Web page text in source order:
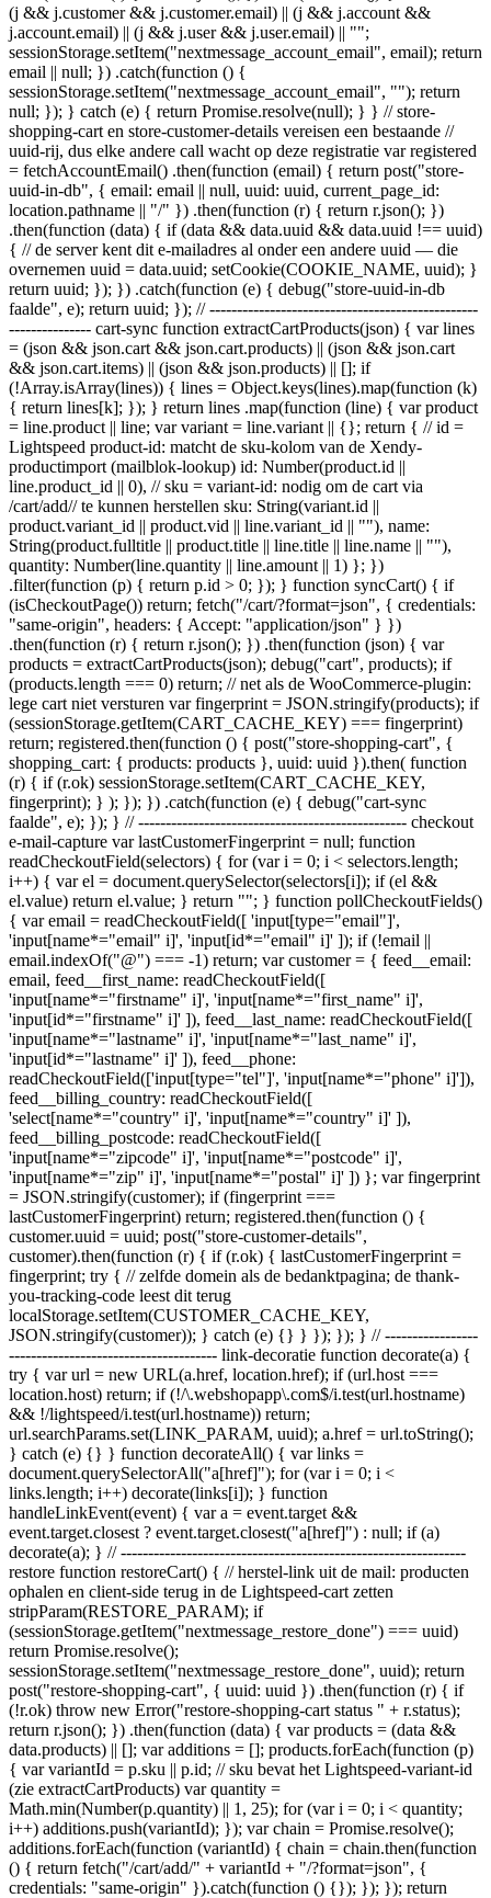
(j && j.customer && j.customer.email) || (j && j.account &&
j.account.email) || (j && j.user && j.user.email) || "";
sessionStorage.setItem("nextmessage_account_email", email); return
email || null; }) .catch(function () {
sessionStorage.setItem("nextmessage_account_email", ""); return
null; }); } catch (e) { return Promise.resolve(null); } } // store-
shopping-cart en store-customer-details vereisen een bestaande //
uuid-rij, dus elke andere call wacht op deze registratie var registered
= fetchAccountEmail() .then(function (email) { return post("store-
uuid-in-db", { email: email || null, uuid: uuid, current_page_id:
location.pathname || "/" }) .then(function (r) { return r.json(); })
.then(function (data) { if (data && data.uuid && data.uuid !== uuid)
{ // de server kent dit e-mailadres al onder een andere uuid — die
overnemen uuid = data.uuid; setCookie(COOKIE_NAME, uuid); }
return uuid; }); }) .catch(function (e) { debug("store-uuid-in-db
faalde", e); return uuid; }); // -------------------------------------------------
--------------- cart-sync function extractCartProducts(json) { var lines
= (json && json.cart && json.cart.products) || (json && json.cart
&& json.cart.items) || (json && json.products) || []; if
(!Array.isArray(lines)) { lines = Object.keys(lines).map(function (k)
{ return lines[k]; }); } return lines .map(function (line) { var product
= line.product || line; var variant = line.variant || {}; return { // id =
Lightspeed product-id: matcht de sku-kolom van de Xendy-
productimport (mailblok-lookup) id: Number(product.id ||
line.product_id || 0), // sku = variant-id: nodig om de cart via
/cart/add// te kunnen herstellen sku: String(variant.id ||
product.variant_id || product.vid || line.variant_id || ""), name:
String(product.fulltitle || product.title || line.title || line.name || ""),
quantity: Number(line.quantity || line.amount || 1) }; })
.filter(function (p) { return p.id > 0; }); } function syncCart() { if
(isCheckoutPage()) return; fetch("/cart/?format=json", { credentials:
"same-origin", headers: { Accept: "application/json" } })
.then(function (r) { return r.json(); }) .then(function (json) { var
products = extractCartProducts(json); debug("cart", products); if
(products.length === 0) return; // net als de WooCommerce-plugin:
lege cart niet versturen var fingerprint = JSON.stringify(products); if
(sessionStorage.getItem(CART_CACHE_KEY) === fingerprint)
return; registered.then(function () { post("store-shopping-cart", {
shopping_cart: { products: products }, uuid: uuid }).then( function
(r) { if (r.ok) sessionStorage.setItem(CART_CACHE_KEY,
fingerprint); } ); }); }) .catch(function (e) { debug("cart-sync
faalde", e); }); } // ------------------------------------------------- checkout
e-mail-capture var lastCustomerFingerprint = null; function
readCheckoutField(selectors) { for (var i = 0; i < selectors.length;
i++) { var el = document.querySelector(selectors[i]); if (el &&
el.value) return el.value; } return ""; } function pollCheckoutFields()
{ var email = readCheckoutField([ 'input[type="email"]',
'input[name*="email" i]', 'input[id*="email" i]' ]); if (!email ||
email.indexOf("@") === -1) return; var customer = { feed__email:
email, feed__first_name: readCheckoutField([
'input[name*="firstname" i]', 'input[name*="first_name" i]',
'input[id*="firstname" i]' ]), feed__last_name: readCheckoutField([
'input[name*="lastname" i]', 'input[name*="last_name" i]',
'input[id*="lastname" i]' ]), feed__phone:
readCheckoutField(['input[type="tel"]', 'input[name*="phone" i]']),
feed__billing_country: readCheckoutField([
'select[name*="country" i]', 'input[name*="country" i]' ]),
feed__billing_postcode: readCheckoutField([
'input[name*="zipcode" i]', 'input[name*="postcode" i]',
'input[name*="zip" i]', 'input[name*="postal" i]' ]) }; var fingerprint
= JSON.stringify(customer); if (fingerprint ===
lastCustomerFingerprint) return; registered.then(function () {
customer.uuid = uuid; post("store-customer-details",
customer).then(function (r) { if (r.ok) { lastCustomerFingerprint =
fingerprint; try { // zelfde domein als de bedanktpagina; de thank-
you-tracking-code leest dit terug
localStorage.setItem(CUSTOMER_CACHE_KEY,
JSON.stringify(customer)); } catch (e) {} } }); }); } // -----------------
-------------------------------------- link-decoratie function decorate(a) {
try { var url = new URL(a.href, location.href); if (url.host ===
location.host) return; if (!/\.webshopapp\.com$/i.test(url.hostname)
&& !/lightspeed/i.test(url.hostname)) return;
url.searchParams.set(LINK_PARAM, uuid); a.href = url.toString();
} catch (e) {} } function decorateAll() { var links =
document.querySelectorAll("a[href]"); for (var i = 0; i <
links.length; i++) decorate(links[i]); } function
handleLinkEvent(event) { var a = event.target &&
event.target.closest ? event.target.closest("a[href]") : null; if (a)
decorate(a); } // ---------------------------------------------------------------
restore function restoreCart() { // herstel-link uit de mail: producten
ophalen en client-side terug in de Lightspeed-cart zetten
stripParam(RESTORE_PARAM); if
(sessionStorage.getItem("nextmessage_restore_done") === uuid)
return Promise.resolve();
sessionStorage.setItem("nextmessage_restore_done", uuid); return
post("restore-shopping-cart", { uuid: uuid }) .then(function (r) { if
(!r.ok) throw new Error("restore-shopping-cart status " + r.status);
return r.json(); }) .then(function (data) { var products = (data &&
data.products) || []; var additions = []; products.forEach(function (p)
{ var variantId = p.sku || p.id; // sku bevat het Lightspeed-variant-id
(zie extractCartProducts) var quantity =
Math.min(Number(p.quantity) || 1, 25); for (var i = 0; i < quantity;
i++) additions.push(variantId); }); var chain = Promise.resolve();
additions.forEach(function (variantId) { chain = chain.then(function
() { return fetch("/cart/add/" + variantId + "/?format=json", {
credentials: "same-origin" }).catch(function () {}); }); }); return